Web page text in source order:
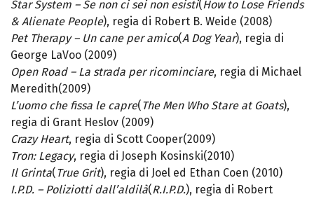
Star System – Se non ci sei non esisti(How to Lose Friends
& Alienate People), regia di Robert B. Weide (2008)
Pet Therapy – Un cane per amico(A Dog Year), regia di
George LaVoo (2009)
Open Road – La strada per ricominciare, regia di Michael
Meredith(2009)
L’uomo che fissa le capre( The Men Who Stare at Goats),
regia di Grant Heslov (2009)
Crazy Heart, regia di Scott Cooper(2009)
Tron: Legacy, regia di Joseph Kosinski(2010)
Il Grinta( True Grit), regia di Joel ed Ethan Coen (2010)
I.P.D. – Poliziotti dall’aldilà(R.I.P.D.), regia di Robert